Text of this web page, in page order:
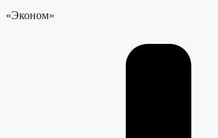
«Эконом»